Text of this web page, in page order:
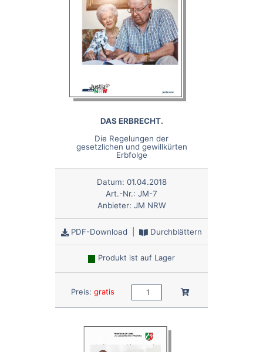
DAS ERBRECHT.
Die Regelungen der
gesetzlichen und gewillkürten
Erbfolge
Datum: 01.04.2018
Art.-Nr.: JM-7
Anbieter: JM NRW
PDF-Download Durchblättern
Produkt ist auf Lager
Preis: gratis Anzahl: In den Warenkorb